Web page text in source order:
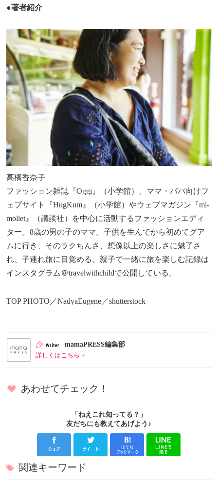
●著者紹介
高橋香奈子
ファッション雑誌『Oggi』（小学館）、ママ・パパ向けフ
ェブサイト『HugKum』（小学館）やウェブマガジン『mi-
mollet』（講談社）を中心に活動するファッションエディ
ター。8歳の男の子のママ。子供を生んでから初めてグア
ムに行き、そのラクちんさ、想像以上の楽しさに魅了さ
れ、子連れ旅に目覚める。親子で一緒に旅を楽しむ記録は
インスタグラム＠travelwithchildで公開している。
TOP PHOTO／NadyaEugene／shutterstock
mamaPRESS編集部
詳しくはこちら
あわせてチェック！
「ねえこれ知ってる？」
友だちにも教えてあげよう♪
関連キーワード